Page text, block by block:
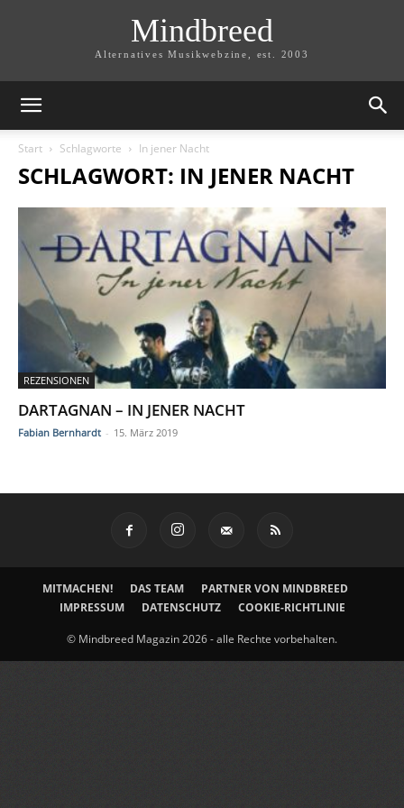
Mindbreed
Alternatives Musikwebzine, est. 2003
Start Schlagworte In jener Nacht
SCHLAGWORT: IN JENER NACHT
REZENSIONEN
DARTAGNAN – IN JENER NACHT
Fabian Bernhardt - 15. März 2019
MITMACHEN! DAS TEAM
PARTNER VON MINDBREED
IMPRESSUM
DATENSCHUTZ COOKIE-RICHTLINIE
© Mindbreed Magazin 2026 - alle Rechte vorbehalten.